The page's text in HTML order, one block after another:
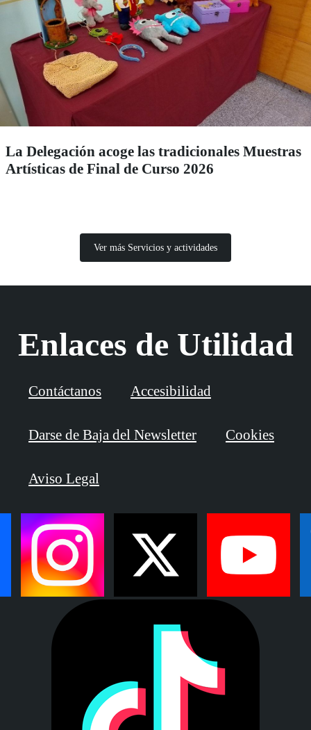
La Delegación acoge las tradicionales Muestras
Artísticas de Final de Curso 2026
Ver más Servicios y actividades
Enlaces de Utilidad
Contáctanos Accesibilidad
Darse de Baja del Newsletter Cookies
Aviso Legal